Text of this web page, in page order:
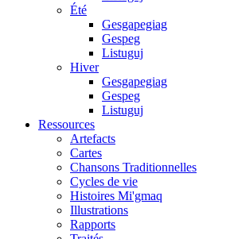
Été
Gesgapegiag
Gespeg
Listuguj
Hiver
Gesgapegiag
Gespeg
Listuguj
Ressources
Artefacts
Cartes
Chansons Traditionnelles
Cycles de vie
Histoires Mi'gmaq
Illustrations
Rapports